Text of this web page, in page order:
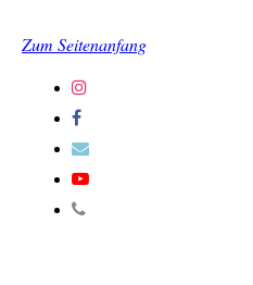
Zum Seitenanfang